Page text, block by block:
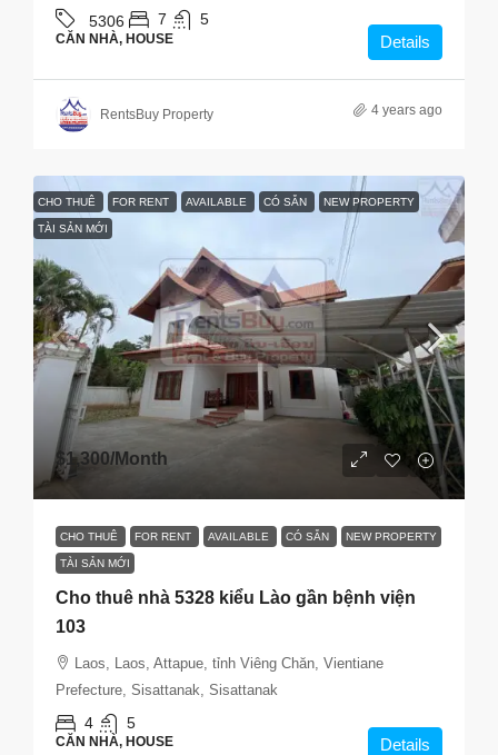
5306 7 5
CĂN NHÀ, HOUSE Details
RentsBuy Property 4 years ago
CHO THUÊ FOR RENT AVAILABLE CÓ SẴN NEW PROPERTY
TÀI SẢN MỚI
$1,300/Month
CHO THUÊ FOR RENT AVAILABLE CÓ SẴN NEW PROPERTY
TÀI SẢN MỚI
Cho thuê nhà 5328 kiểu Lào gần bệnh viện
103
Laos, Laos, Attapue, tỉnh Viêng Chăn, Vientiane
Prefecture, Sisattanak, Sisattanak
4 5
CĂN NHÀ, HOUSE Details